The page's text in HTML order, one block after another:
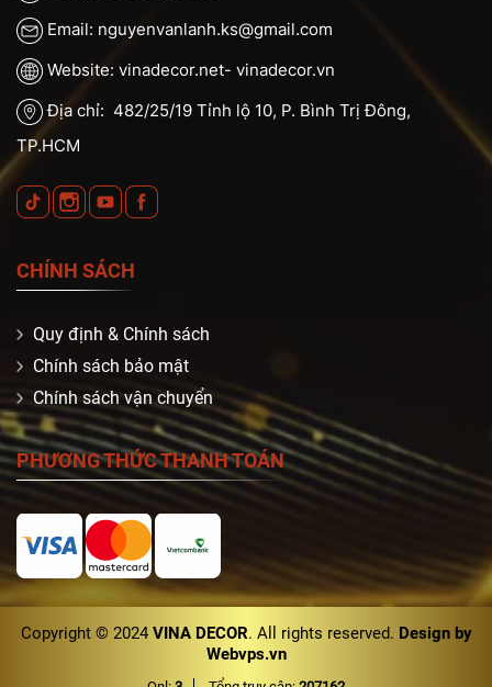
Email: nguyenvanlanh.ks@gmail.com
Website: vinadecor.net- vinadecor.vn
Địa chỉ: 482/25/19 Tỉnh lộ 10, P. Bình Trị Đông,
TP.HCM
CHÍNH SÁCH
Quy định & Chính sách
Chính sách bảo mật
Chính sách vận chuyển
PHƯƠNG THỨC THANH TOÁN
Copyright © 2024 VINA DECOR. All rights reserved. Design by
Webvps.vn